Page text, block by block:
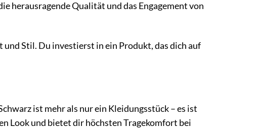
herausragende Qualität und das Engagement von
Stil. Du investierst in ein Produkt, das dich auf
ist mehr als nur ein Kleidungsstück – es ist
Look und bietet dir höchsten Tragekomfort bei